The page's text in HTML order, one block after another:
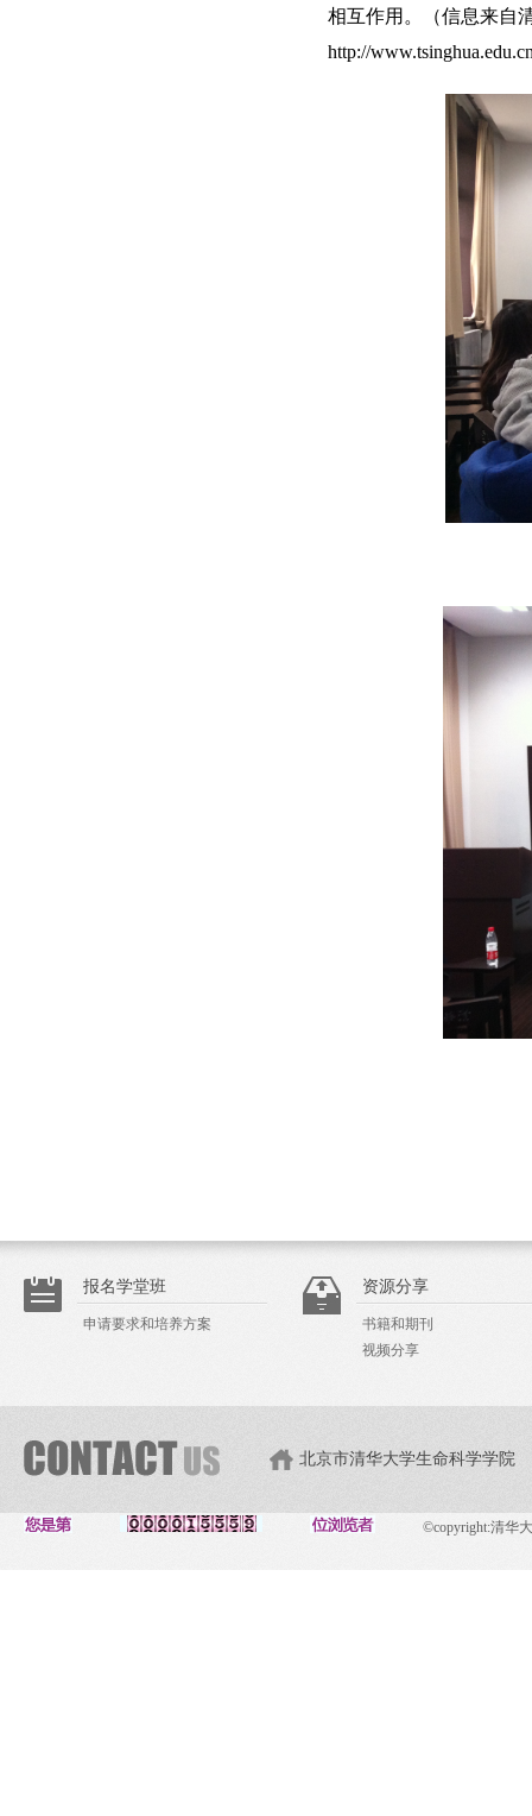
相互作用。（信息来自
http://
报名学堂班
申请要求和培养方案
资源分享
书籍和期刊
视频分享
北京市清华大学生命科学学院
©copyright:清华